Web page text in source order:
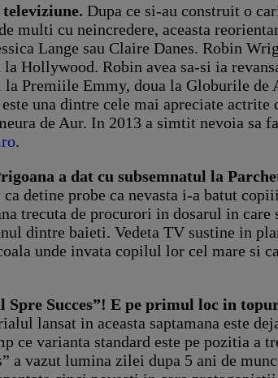
Dupa ce si-au construit o
multi cu neincredere, aceasta
Lange sau Claire Danes. Robin
Hollywood. Robin avea sa-si ia
Premiile Emmy, doua la Globurile
una dintre cele mai apreciate
de Aur. In 2013 a simtit nevoia
.
a dat cu subsemnatul la
detine probe ca nevasta i-a batut
trecuta de procurori in dosarul in
dintre baieti. Vedeta TV sustine in
unde invata copilul lor cel mare si
Spre Succes”! E pe primul loc in
lansat in aceasta saptamana este
ce varianta standard este pe pozitia a
a vazut lumina zilei dupa 5 ani de